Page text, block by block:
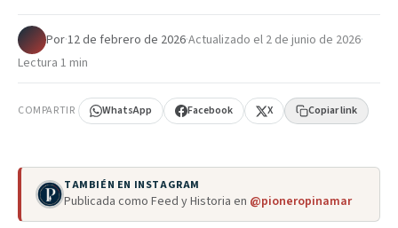
Por·12 de febrero de 2026·Actualizado el 2 de junio de 2026·
Lectura 1 min
COMPARTIR WhatsApp Facebook X Copiar link
TAMBIÉN EN INSTAGRAM
Publicada como Feed y Historia en @pioneropinamar